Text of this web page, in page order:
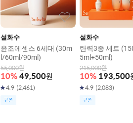
설화수
윤조에센스 6세대 (30m
l/60ml/90ml)
55,000원
10% 49,500원
4.9 (2,461)
쿠폰
설화수
탄력3종 세트
5ml+50ml)
215,000원
10% 193,500
4.9 (2,083)
쿠폰